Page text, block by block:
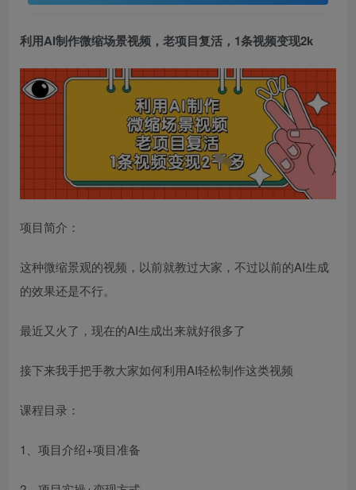
利用AI制作微缩场景视频 ，老项目复活，1条视频变现2k
项目简介：
这种微缩景观的视频，以前就教过大家，不过以前的AI生成
的效果还是不行。
最近又火了，现在的AI生成出来就好很多了
接下来我手把手教大家如何利用AI轻松制作这类视频
课程目录：
1、项目介绍+项目准备